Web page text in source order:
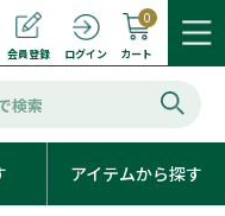
会員登録 ログイン カート
0
アイテムから探す